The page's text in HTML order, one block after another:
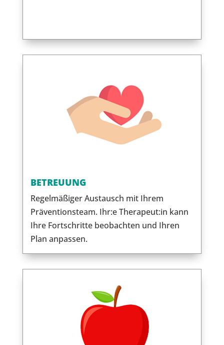
BETREUUNG
Regelmäßiger Austausch mit Ihrem
Präventionsteam. Ihr:e Therapeut:in kann
Ihre Fortschritte beobachten und Ihren
Plan anpassen.